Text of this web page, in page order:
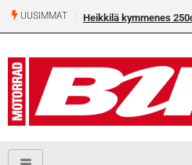
UUSIMMAT Heikkilä kymmenes